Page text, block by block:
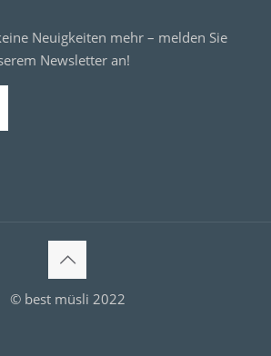
Neuigkeiten mehr – melden Sie
Newsletter an!
© best müsli 2022